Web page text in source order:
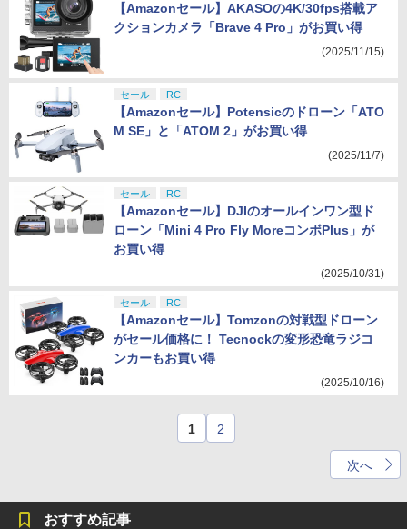
【Amazonセール】AKASOの4K/30fps搭載ア
クションカメラ「Brave 4 Pro」がお買い得
(2025/11/15)
セール RC
【Amazonセール】Potensicのドローン「ATO
M SE」と「ATOM 2」がお買い得
(2025/11/7)
セール RC
【Amazonセール】DJIのオールインワン型ド
ローン「Mini 4 Pro Fly MoreコンボPlus」が
お買い得
(2025/10/31)
セール RC
【Amazonセール】Tomzonの対戦型ドローン
がセール価格に！ Tecnockの変形恐竜ラジコ
ンカーもお買い得
(2025/10/16)
1 2
次へ
おすすめ記事